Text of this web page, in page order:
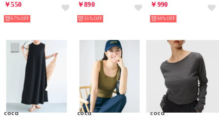
￥550
67%
￥890
55%
￥990
60%
coca coca coca